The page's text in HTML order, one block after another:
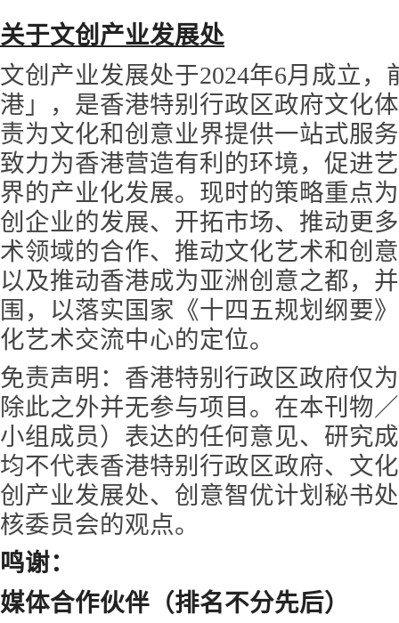
关于文创产业发展处
文创产业发展处于2024年6月成立，
港」，是香港特别行政区政府文化
责为文化和创意业界提供一站式服
致力为香港营造有利的环境，促进
界的产业化发展。现时的策略重点
创企业的发展、开拓市场、推动更
术领域的合作、推动文化艺术和创
以及推动香港成为亚洲创意之都，
围，以落实国家《十四五规划纲要
化艺术交流中心的定位。
免责声明：香港特别行政区政府仅
除此之外并无参与项目。在本刊物
小组成员）表达的任何意见、研究
均不代表香港特别行政区政府、文
创产业发展处、创意智优计划秘书
核委员会的观点。
鸣谢：
媒体合作伙伴（排名不分先后）